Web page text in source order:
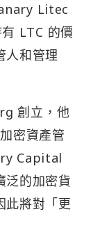
Litec
LTC 的價
人和管理
創立，他
密資產管
Capital
泛的加密貨
此將對「更